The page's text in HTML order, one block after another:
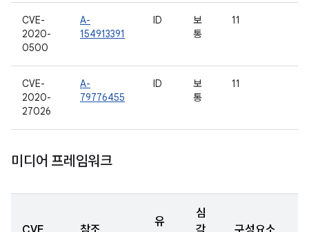
CVE-
2020-
0500
A-
154913391
ID
보
통
11
CVE-
2020-
27026
A-
79776455
ID
보
통
11
미디어 프레임워크
유
심